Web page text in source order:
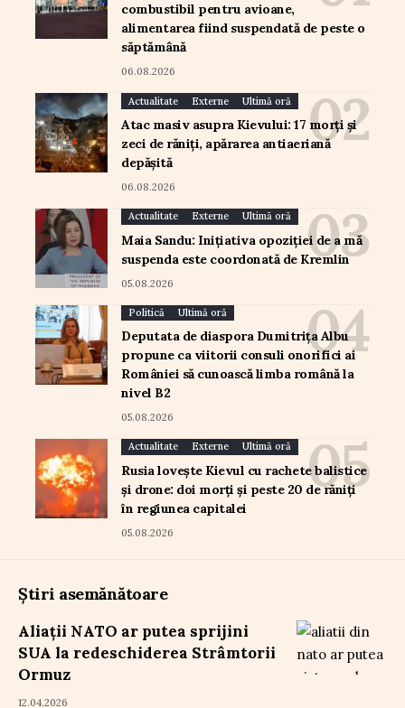
combustibil pentru avioane,
alimentarea fiind suspendată de peste o
săptămână
06.08.2026
Actualitate Externe Ultimă oră
Atac masiv asupra Kievului: 17 morți și
zeci de răniți, apărarea antiaeriană
depășită
06.08.2026
Actualitate Externe Ultimă oră
Maia Sandu: Inițiativa opoziției de a mă
suspenda este coordonată de Kremlin
05.08.2026
Politică Ultimă oră
Deputata de diaspora Dumitrița Albu
propune ca viitorii consuli onorifici ai
României să cunoască limba română la
nivel B2
05.08.2026
Actualitate Externe Ultimă oră
Rusia lovește Kievul cu rachete balistice
și drone: doi morți și peste 20 de răniți
în regiunea capitalei
05.08.2026
Știri asemănătoare
Aliații NATO ar putea sprijini
SUA la redeschiderea Strâmtorii
Ormuz
12.04.2026